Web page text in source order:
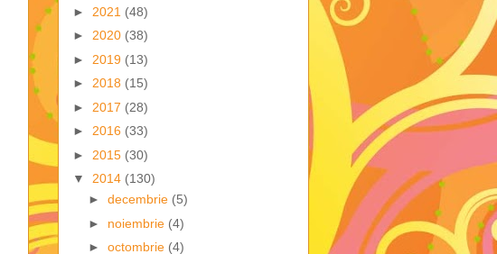
► 2021 (48)
► 2020 (38)
► 2019 (13)
► 2018 (15)
► 2017 (28)
► 2016 (33)
► 2015 (30)
▼ 2014 (130)
► decembrie (5)
► noiembrie (4)
► octombrie (4)